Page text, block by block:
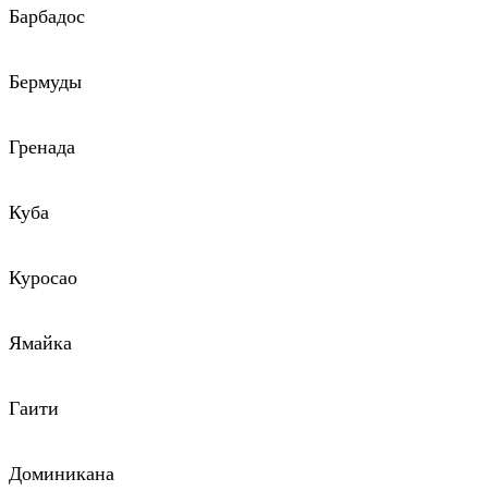
Барбадос
Бермуды
Гренада
Куба
Куросао
Ямайка
Гаити
Доминикана